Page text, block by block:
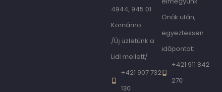
4944, 945 01
Komárno
/Új üzletünk a
Lidl mellett/
+421 907 732
130
Önōk után,
egyeztessen
idōpontot:
+421 911 842
270